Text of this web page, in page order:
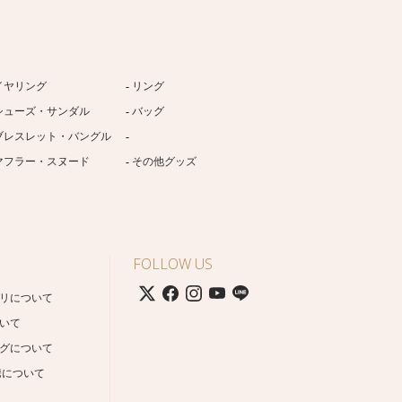
ヤリング
リング
ューズ・サンダル
バッグ
レスレット・バングル
フラー・スヌード
その他グッズ
について
て
について
ついて
FOLLOW US